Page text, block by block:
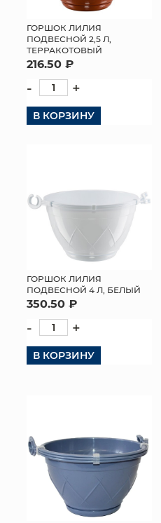
ГОРШОК ЛИЛИЯ
ПОДВЕСНОЙ 2,5 Л,
ТЕРРАКОТОВЫЙ
216.50 ₽
- +
В КОРЗИНУ
ГОРШОК ЛИЛИЯ
ПОДВЕСНОЙ 4 Л, БЕЛЫЙ
350.50 ₽
- +
В КОРЗИНУ